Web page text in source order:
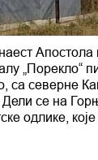
Апостола
„Порекло“
са северне
се на
одлике,